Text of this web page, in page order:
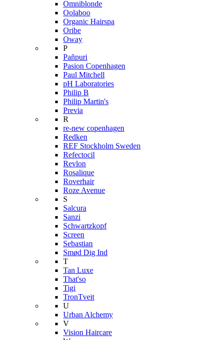
Omniblonde
Oolaboo
Organic Hairspa
Oribe
Oway
P
Pañpuri
Pasion Copenhagen
Paul Mitchell
pH Laboratories
Philip B
Philip Martin's
Previa
R
re-new copenhagen
Redken
REF Stockholm Sweden
Refectocil
Revlon
Rosalique
Roverhair
Roze Avenue
S
Salcura
Sanzi
Schwartzkopf
Screen
Sebastian
Smød Dig Ind
T
Tan Luxe
That'so
Tigi
TronTveit
U
Urban Alchemy
V
Vision Haircare